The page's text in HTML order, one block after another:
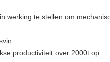
werking te stellen om
productiviteit over 2000t op.